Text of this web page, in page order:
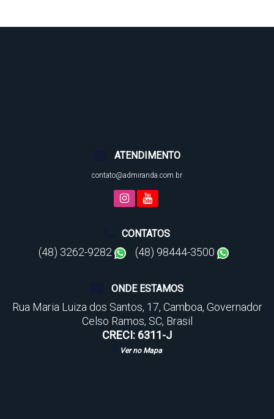
ATENDIMENTO
contato@admiranda.com.br
CONTATOS
(48) 3262-9282 (48) 98444-3500
ONDE ESTAMOS
Rua Maria Luiza dos Santos, 17, Camboa, Governador
Celso Ramos, SC, Brasil
CRECI: 6311-J
Ver no Mapa